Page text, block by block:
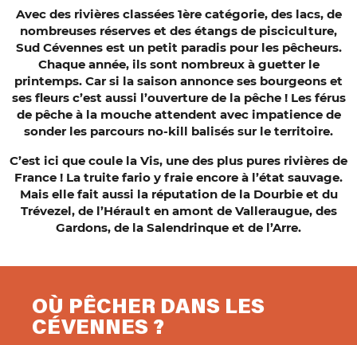
Avec des rivières classées 1ère catégorie, des lacs, de
nombreuses réserves et des étangs de pisciculture,
Sud Cévennes est un petit paradis pour les pêcheurs.
Chaque année, ils sont nombreux à guetter le
printemps. Car si la saison annonce ses bourgeons et
ses fleurs c’est aussi l’ouverture de la pêche ! Les férus
de pêche à la mouche attendent avec impatience de
sonder les parcours no-kill balisés sur le territoire.
C’est ici que coule la Vis, une des plus pures rivières de
France ! La truite fario y fraie encore à l’état sauvage.
Mais elle fait aussi la réputation de la Dourbie et du
Trévezel, de l’Hérault en amont de Valleraugue, des
Gardons, de la Salendrinque et de l’Arre.
OÙ PÊCHER DANS LES
CÉVENNES ?